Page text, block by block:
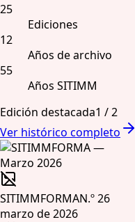
25
Ediciones
12
Años de archivo
55
Años SITIMM
Edición destacada1 /2
Ver histórico completo
SITIMMFORMAN.º 26
marzo de 2026